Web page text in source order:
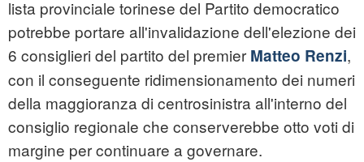
lista provinciale torinese del Partito democratico
potrebbe portare all'invalidazione dell'elezione dei
6 consiglieri del partito del premier Matteo Renzi,
con il conseguente ridimensionamento dei numeri
della maggioranza di centrosinistra all'interno del
consiglio regionale che conserverebbe otto voti di
margine per continuare a governare.